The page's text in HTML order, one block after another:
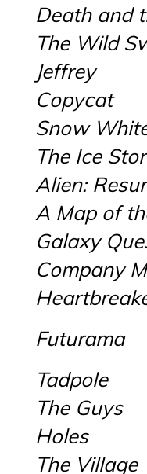
Death and
The Wild
Jeffrey
Copycat
Snow
The Ice
Alien:
A Map of
Galaxy
Company
Futurama
Tadpole
The Guys
Holes
The Village